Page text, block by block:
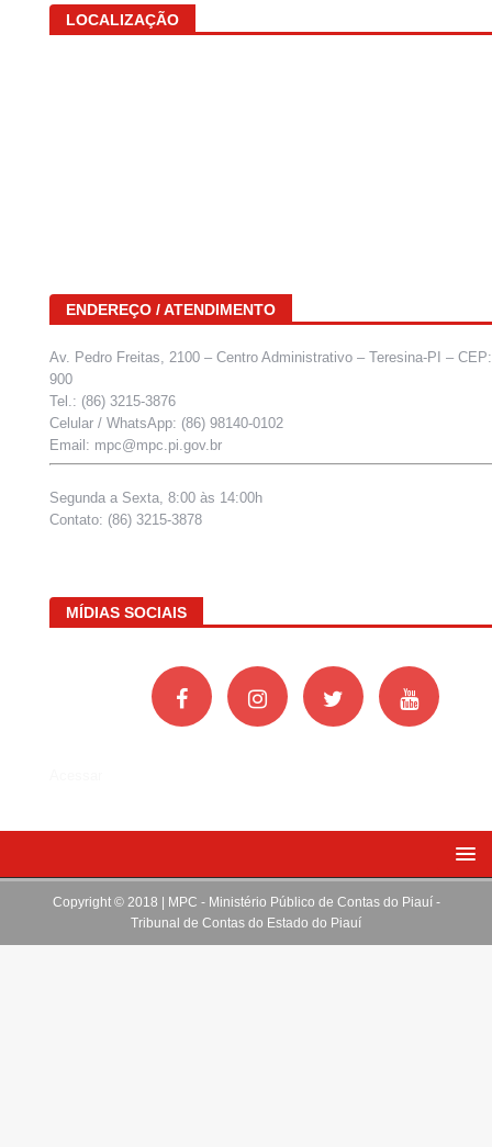
LOCALIZAÇÃO
ENDEREÇO / ATENDIMENTO
Av. Pedro Freitas, 2100 – Centro Administrativo – Teresina-PI –
900
Tel.: (86) 3215-3876
Celular / WhatsApp: (86) 98140-0102
Email: mpc@mpc.pi.gov.br
Segunda a Sexta, 8:00 às 14:00h
Contato: (86) 3215-3878
MÍDIAS SOCIAIS
Copyright © 2018 | MPC - Ministério Público de Contas do Piauí -
Tribunal de Contas do Estado do Piauí